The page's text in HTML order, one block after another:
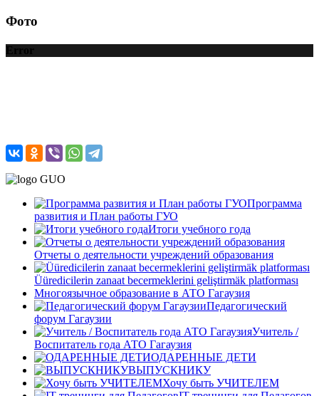
Фото
Error
Программа
развития и План работы ГУО
Итоги учебного года
Отчеты о деятельности учреждений образования
Üüredicilerin zanaat becermeklerini geliştirmäk platforması
Многоязычное образование в АТО Гагаузия
Педагогический
форум Гагаузии
Учитель /
Воспитатель года АТО Гагаузия
ОДАРЕННЫЕ ДЕТИ
ВЫПУСКНИКУ
Хочу быть УЧИТЕЛЕМ